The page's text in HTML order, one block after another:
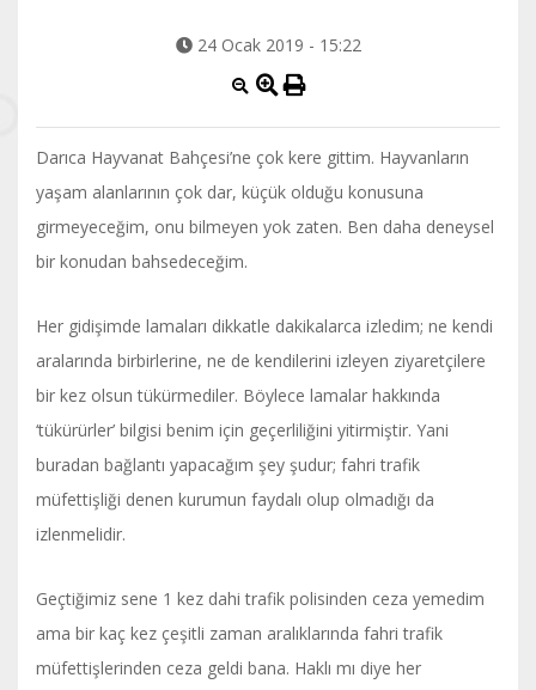
24 Ocak 2019 - 15:22
Darıca Hayvanat Bahçesi’ne çok kere gittim. Hayvanların
yaşam alanlarının çok dar, küçük olduğu konusuna
girmeyeceğim, onu bilmeyen yok zaten. Ben daha deneysel
bir konudan bahsedeceğim.
Her gidişimde lamaları dikkatle dakikalarca izledim; ne kendi
aralarında birbirlerine, ne de kendilerini izleyen ziyaretçilere
bir kez olsun tükürmediler. Böylece lamalar hakkında
‘tükürürler’ bilgisi benim için geçerliliğini yitirmiştir. Yani
buradan bağlantı yapacağım şey şudur; fahri trafik
müfettişliği denen kurumun faydalı olup olmadığı da
izlenmelidir.
Geçtiğimiz sene 1 kez dahi trafik polisinden ceza yemedim
ama bir kaç kez çeşitli zaman aralıklarında fahri trafik
müfettişlerinden ceza geldi bana. Haklı mı diye her